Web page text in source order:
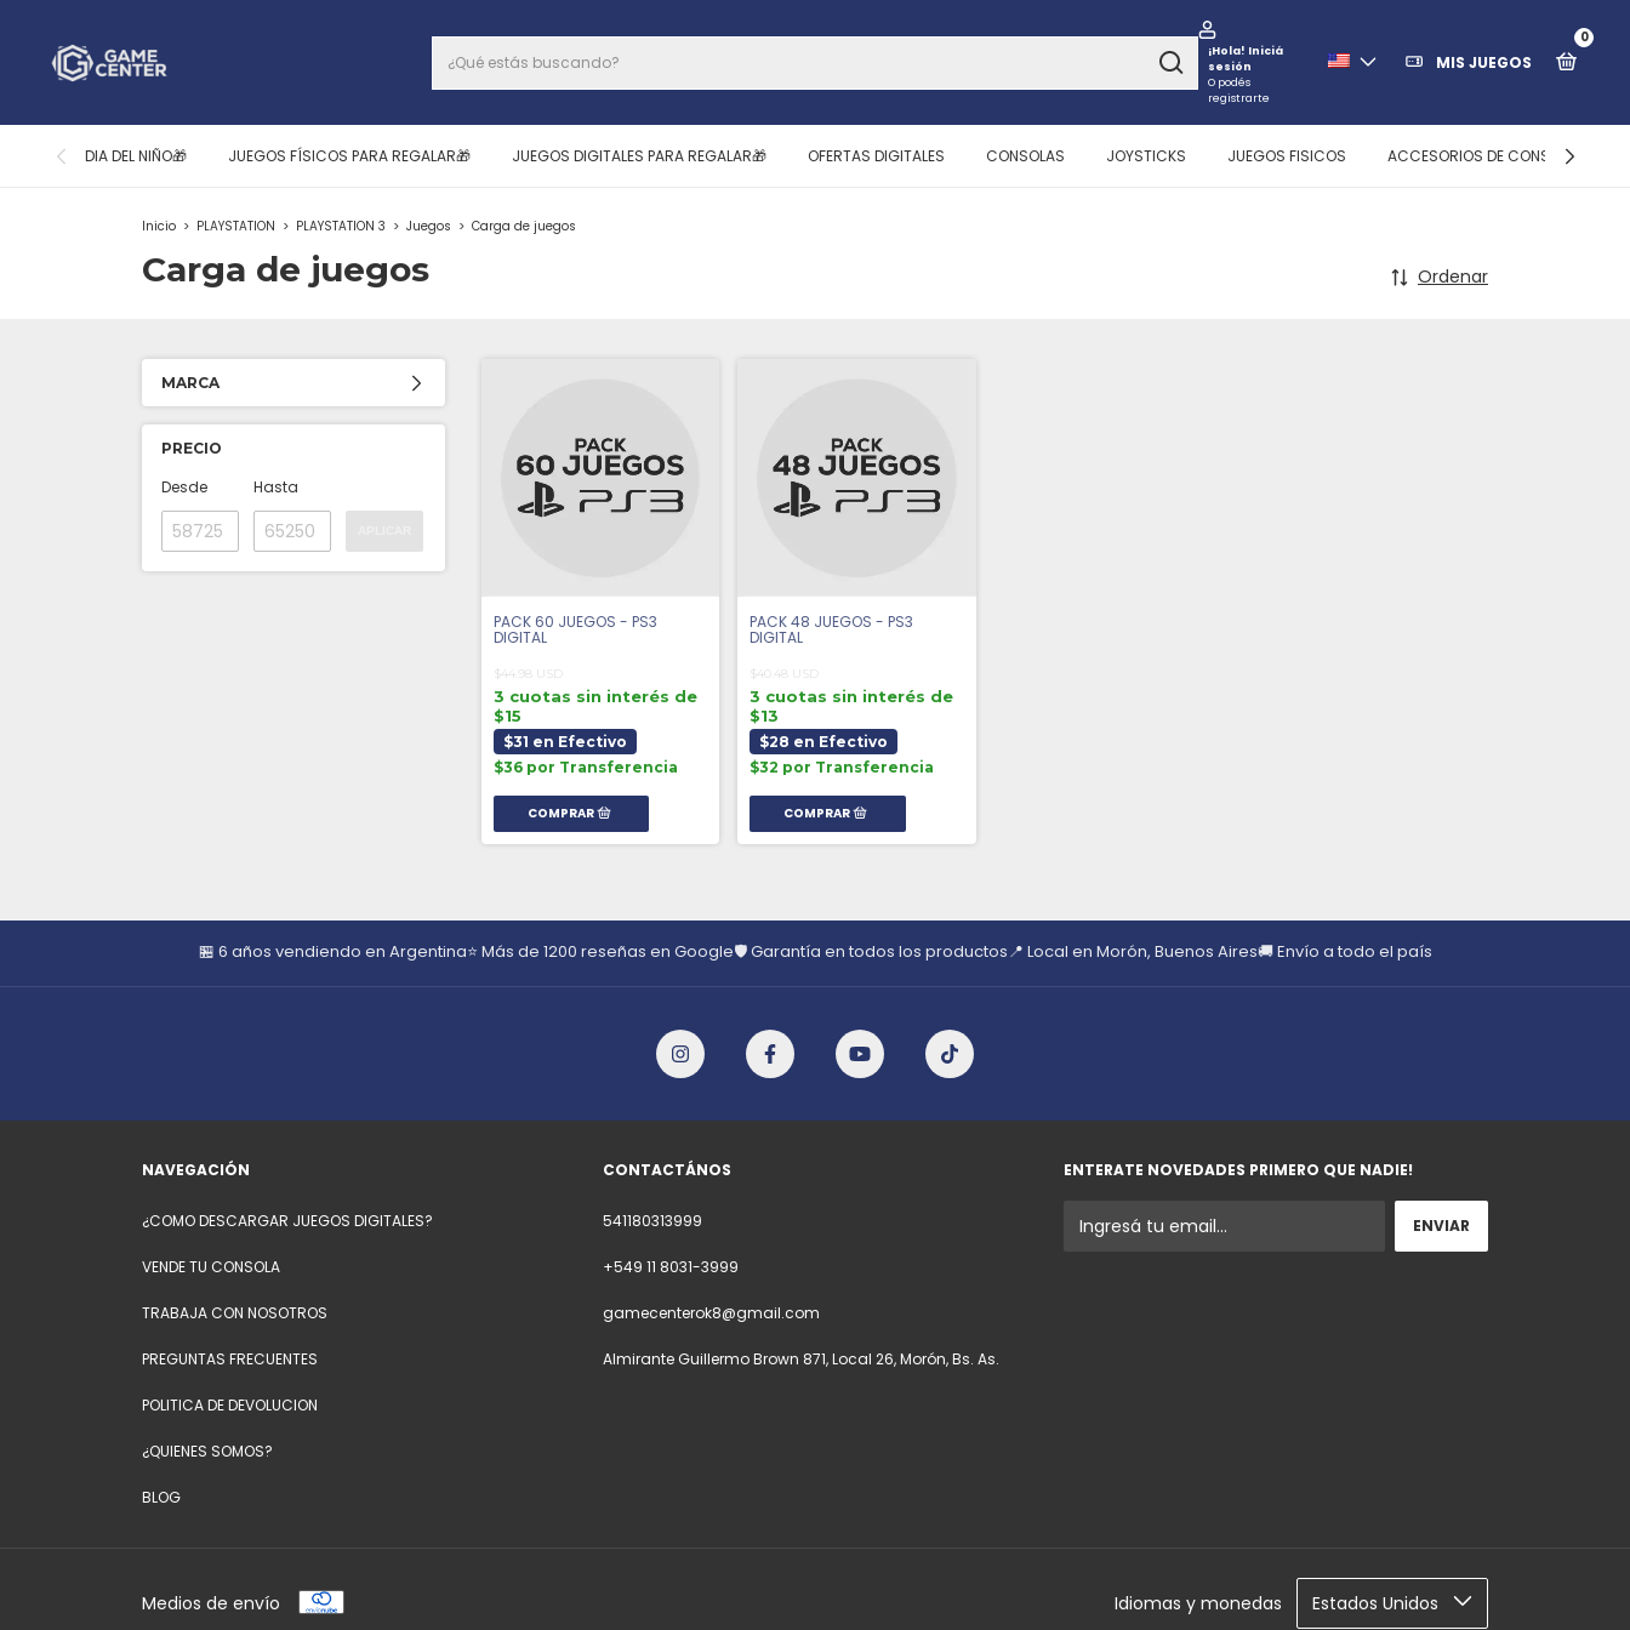
¡Hola! Iniciá
sesión
O podés
registrarte
MIS JUEGOS
0
DIA DEL NIÑO🎁 JUEGOS FÍSICOS PARA REGALAR🎁 JUEGOS DIGITALES PARA REGALAR🎁 OFERTAS DIGITALES CONSOLAS JOYSTICKS JUEGOS FISICOS ACCESORIOS DE CONSOLAS
Inicio > PLAYSTATION > PLAYSTATION 3 > Juegos > Carga de juegos
Carga de juegos Ordenar
MARCA
PRECIO
Desde Hasta
PACK 60 JUEGOS - PS3
DIGITAL
$44.98 USD
3 cuotas sin interés de
$15
$31 en Efectivo
$36 por Transferencia
PACK 48 JUEGOS - PS3
DIGITAL
$40.48 USD
3 cuotas sin interés de
$13
$28 en Efectivo
$32 por Transferencia
🏪 6 años vendiendo en Argentina⭐ Más de 1200 reseñas en Google🛡️ Garantía en todos los productos📍 Local en Morón, Buenos Aires🚚 Envío a todo el país
NAVEGACIÓN
¿COMO DESCARGAR JUEGOS DIGITALES?
VENDE TU CONSOLA
TRABAJA CON NOSOTROS
PREGUNTAS FRECUENTES
POLITICA DE DEVOLUCION
¿QUIENES SOMOS?
BLOG
CONTACTÁNOS
541180313999
+549 11 8031-3999
gamecenterok8@gmail.com
Almirante Guillermo Brown 871, Local 26, Morón, Bs. As.
ENTERATE NOVEDADES PRIMERO QUE NADIE!
Medios de envío Idiomas y monedas